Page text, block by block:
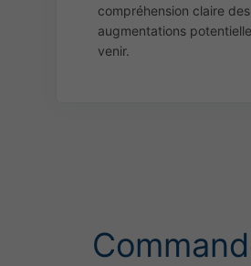
compréhension claire des
augmentations
venir.